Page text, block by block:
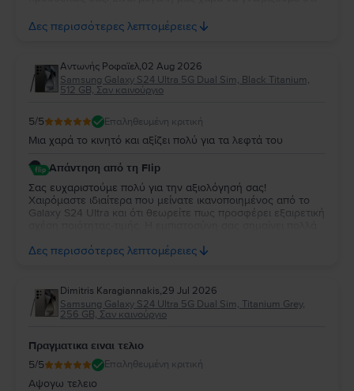
απόλυτα ικανοποιημένη. Σας ευχαριστούμε για την
εμπιστοσύνη σας και σας ευχόμαστε να χαρείτε τη νέα σας
Δες περισσότερες λεπτομέρειες
Aντωνής Ροφαϊελ,02 Aug 2026
Samsung Galaxy S24 Ultra 5G Dual Sim, Black Titanium,
512 GB, Σαν καινούργιο
5/5 Επαληθευμένη κριτική
Μια χαρά το κινητό και αξίζει πολύ για τα λεφτά του
Απάντηση από τη Flip
Σας ευχαριστούμε πολύ για την αξιολόγησή σας!
Χαιρόμαστε ιδιαίτερα που μείνατε ικανοποιημένος από το
Galaxy S24 Ultra και ότι θεωρείτε πως προσφέρει εξαιρετική
σας εξυπηρετήσουμε ξανά στο μέλλον!
Δες περισσότερες λεπτομέρειες
Dimitris Karagiannakis,29 Jul 2026
Samsung Galaxy S24 Ultra 5G Dual Sim, Titanium Grey,
256 GB, Σαν καινούργιο
Πραγματικα ειναι τελιο
5/5 Επαληθευμένη κριτική
Αψογω τελειο